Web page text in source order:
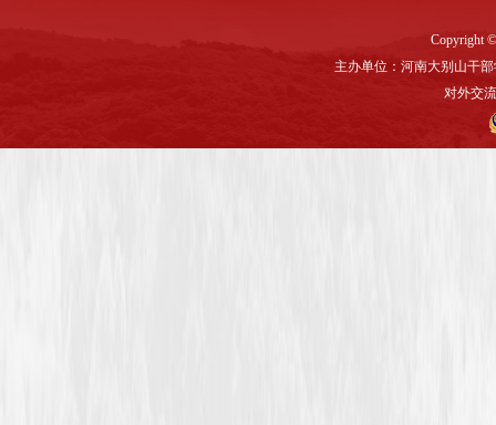
Copyright
主办单位：河南大别山干
对外交